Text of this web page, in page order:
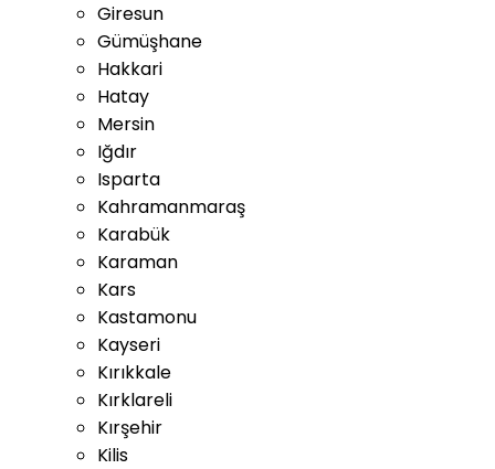
Giresun
Gümüşhane
Hakkari
Hatay
Mersin
Iğdır
Isparta
Kahramanmaraş
Karabük
Karaman
Kars
Kastamonu
Kayseri
Kırıkkale
Kırklareli
Kırşehir
Kilis